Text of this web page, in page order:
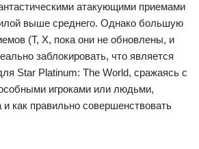
атакующими приемами
выше среднего. Однако большую
(T, X, пока они не обновлены, и
заблокировать, что является
Star Platinum: The World, сражаясь с
игроками или людьми,
и как правильно совершенствовать